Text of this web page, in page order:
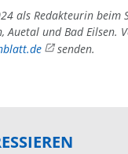
als Redakteurin
Auetal und Bad
senden.